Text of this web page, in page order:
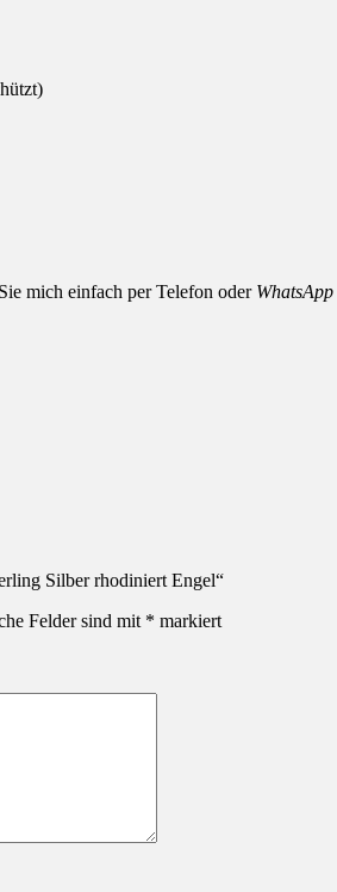
mich einfach per Telefon oder WhatsApp
Silber rhodiniert Engel“
Felder sind mit * markiert